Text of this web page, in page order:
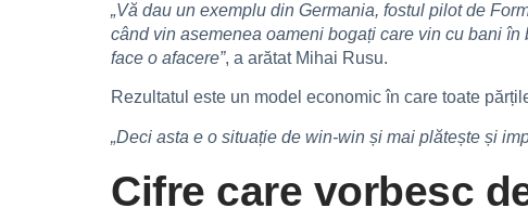
„Vă dau un exemplu din Germania, fostul pilot de
când vin asemenea oameni bogați care vin cu bani
face o afacere”, a arătat Mihai Rusu.
Rezultatul este un model economic în care toate
„Deci asta e o situație de win-win și mai plătește și
Cifre care vorbesc